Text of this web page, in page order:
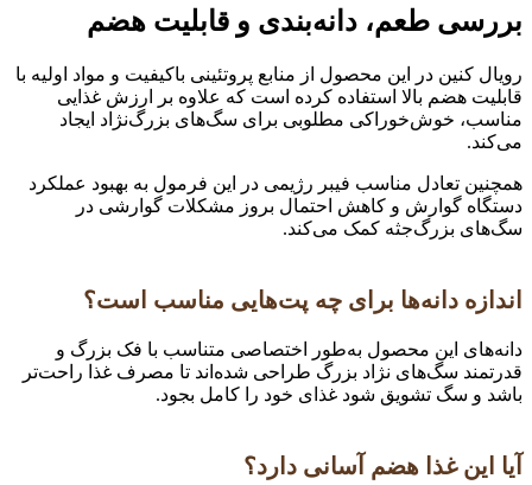
بررسی طعم، دانه‌بندی و قابلیت هضم
رویال کنین در این محصول از منابع پروتئینی باکیفیت و مواد اولیه با
قابلیت هضم بالا استفاده کرده است که علاوه بر ارزش غذایی
مناسب، خوش‌خوراکی مطلوبی برای سگ‌های بزرگ‌نژاد ایجاد
می‌کند.
همچنین تعادل مناسب فیبر رژیمی در این فرمول به بهبود عملکرد
دستگاه گوارش و کاهش احتمال بروز مشکلات گوارشی در
سگ‌های بزرگ‌جثه کمک می‌کند.
اندازه دانه‌ها برای چه پت‌هایی مناسب است؟
دانه‌های این محصول به‌طور اختصاصی متناسب با فک بزرگ و
قدرتمند سگ‌های نژاد بزرگ طراحی شده‌اند تا مصرف غذا راحت‌تر
باشد و سگ تشویق شود غذای خود را کامل بجود.
آیا این غذا هضم آسانی دارد؟